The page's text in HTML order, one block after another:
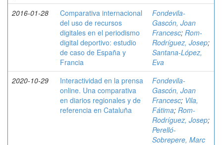
2016-01-28
Comparativa internacional
del uso de recursos
digitales en el periodismo
digital deportivo: estudio
de caso de España y
Francia
Fondevila-
Gascón, Joan
Francesc; Rom-
Rodríguez, Josep;
Santana-López,
Eva
2020-10-29
Interactividad en la prensa
online. Una comparativa
en diarios regionales y de
referencia en Cataluña
Fondevila-
Gascón, Joan
Francesc; Vila,
Fátima; Rom-
Rodríguez, Josep;
Perelló-
Sobrepere, Marc